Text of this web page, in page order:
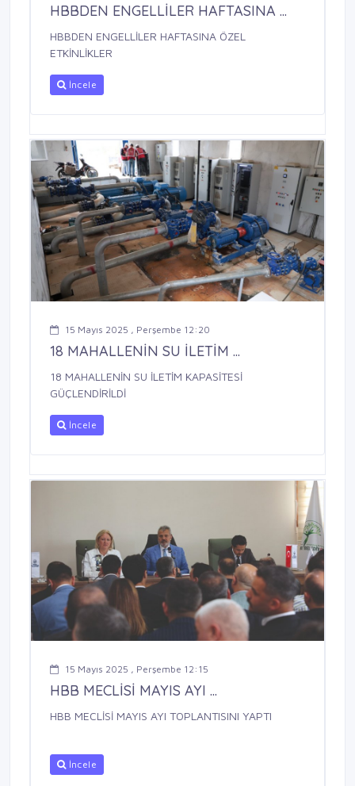
HBBDEN ENGELLİLER HAFTASINA ...
HBBDEN ENGELLİLER HAFTASINA ÖZEL
ETKİNLİKLER
İncele
15 Mayıs 2025 , Perşembe 12:20
18 MAHALLENİN SU İLETİM ...
18 MAHALLENİN SU İLETİM KAPASİTESİ
GÜÇLENDİRİLDİ
İncele
15 Mayıs 2025 , Perşembe 12:15
HBB MECLİSİ MAYIS AYI ...
HBB MECLİSİ MAYIS AYI TOPLANTISINI YAPTI
İncele